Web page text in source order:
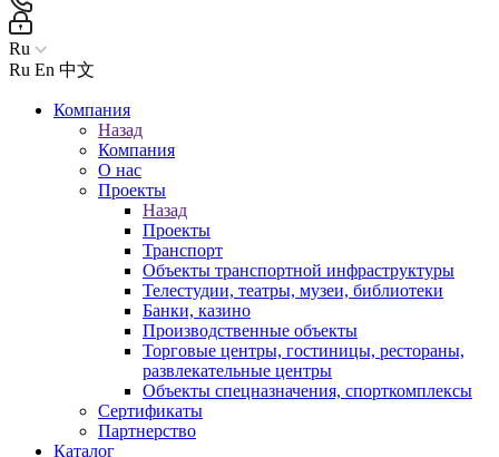
Ru
Ru En 中文
Компания
Назад
Компания
О нас
Проекты
Назад
Проекты
Транспорт
Объекты транспортной инфраструктуры
Телестудии, театры, музеи, библиотеки
Банки, казино
Производственные объекты
Торговые центры, гостиницы, рестораны,
развлекательные центры
Объекты спецназначения, спорткомплексы
Сертификаты
Партнерство
Каталог